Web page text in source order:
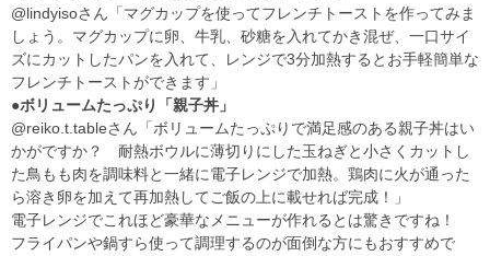
@lindyisoさん「マグカップを使ってフレンチトーストを作ってみま
しょう。マグカップに卵、牛乳、砂糖を入れてかき混ぜ、一口サイ
ズにカットしたパンを入れて、レンジで3分加熱するとお手軽簡単な
フレンチトーストができます」
●ボリュームたっぷり「親子丼」
@reiko.t.tableさん「ボリュームたっぷりで満足感のある親子丼はい
かがですか？ 耐熱ボウルに薄切りにした玉ねぎと小さくカットし
た鳥もも肉を調味料と一緒に電子レンジで加熱。鶏肉に火が通った
ら溶き卵を加えて再加熱してご飯の上に載せれば完成！」
電子レンジでこれほど豪華なメニューが作れるとは驚きですね！
フライパンや鍋すら使って調理するのが面倒な方にもおすすめで